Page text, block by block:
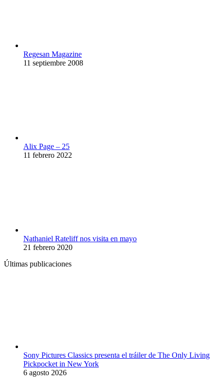
Regesan Magazine
11 septiembre 2008
Alix Page – 25
11 febrero 2022
Nathaniel Rateliff nos visita en mayo
21 febrero 2020
Últimas publicaciones
Sony Pictures Classics presenta el tráiler de The Only Living
Pickpocket in New York
6 agosto 2026